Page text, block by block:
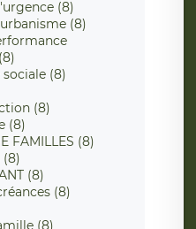
(8)
(8)
(8)
(8)
(8)
FAMILLES (8)
(8)
(8)
(8)
(8)